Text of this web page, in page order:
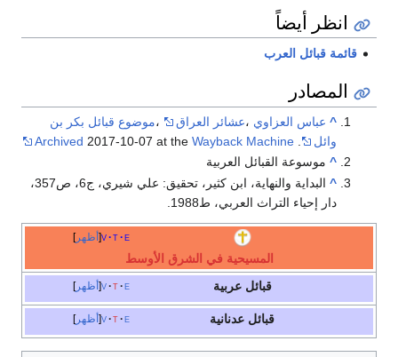
انظر أيضاً
قائمة قبائل العرب
المصادر
^ عباس العزاوي ،عشائر العراق ،موضوع قبائل بكر بن
وائل
Archived 2017-10-07 at theWayback Machine
^ موسوعة القبائل العربية
^
البداية والنهاية، ابن كثير، تحقيق: علي شيري، ج6، ص357،
دار إحياء التراث العربي، ط1988.
أظهر v t e
المسيحية في الشرق الأوسط
أظهر v t e قبائل عربية
أظهر v t e قبائل عدنانية